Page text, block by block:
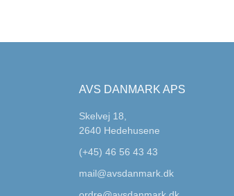
AVS DANMARK APS
Skelvej 18,
2640 Hedehusene
(+45) 46 56 43 43
mail@avsdanmark.dk